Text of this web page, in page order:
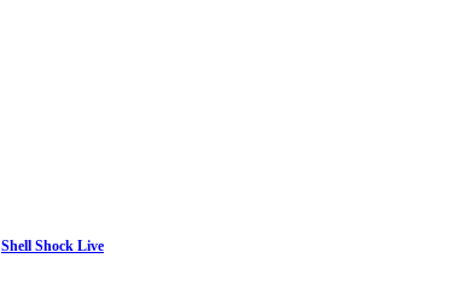
Shell Shock Live